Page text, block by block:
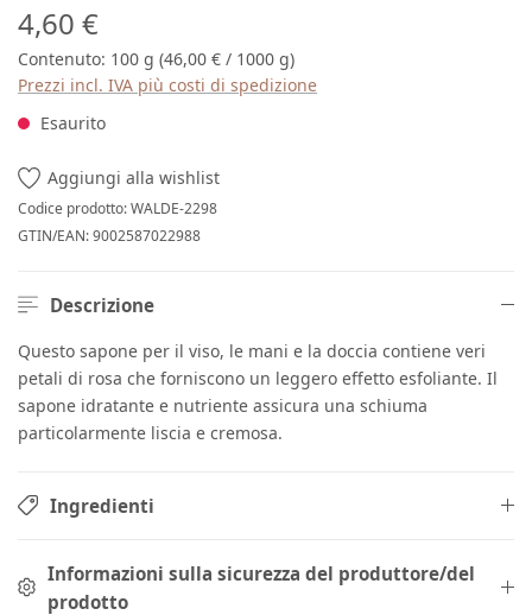
Prezzo normale:
4,60 €
Contenuto: 100 g (46,00 € / 1000 g)
Prezzi incl. IVA più costi di spedizione
Esaurito
Aggiungi alla wishlist
Codice prodotto:WALDE-2298
GTIN/EAN:9002587022988
Descrizione
Questo sapone per il viso, le mani e la doccia contiene veri
petali di rosa che forniscono un leggero effetto esfoliante. Il
sapone idratante e nutriente assicura una schiuma
particolarmente liscia e cremosa.
Ingredienti
Informazioni sulla sicurezza del produttore/del
prodotto